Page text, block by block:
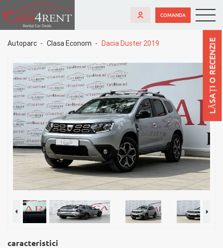
COMANDA
LĂSAȚI O RECENZIE
Autoparc Clasa Econom Dacia Duster 2019
caracteristici